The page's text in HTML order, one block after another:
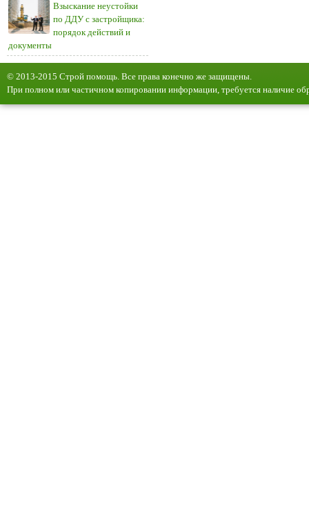
Взыскание неустойки
по ДДУ с застройщика:
порядок действий и
документы
© 2013-2015 Строй помощь. Все права конечно же защищены.
При полном или частичном копировании информации, требуется наличие